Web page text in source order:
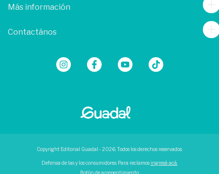
Más información
Contactános
Copyright Editorial Guadal - 2026. Todos los derechos reservados.
Defensa de las y los consumidores. Para reclamos ingresá acá.
Botón de arrepentimiento